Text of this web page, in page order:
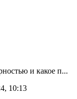
и какое п...
10:13